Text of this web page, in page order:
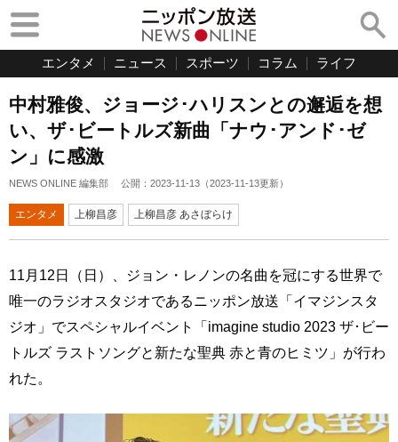
エンタメ ニュース スポーツ コラム ライフ
中村雅俊、ジョージ･ハリスンとの邂逅を想
い、ザ･ビートルズ新曲「ナウ･アンド･ゼ
ン」に感激
NEWS ONLINE 編集部 公開： 2023-11-13 （2023-11-13更新）
エンタメ 上柳昌彦 上柳昌彦 あさぼらけ
11月12日（日）、ジョン・レノンの名曲を冠にする世界で
唯一のラジオスタジオであるニッポン放送「イマジンスタ
ジオ」でスペシャルイベント「imagine studio 2023 ザ･ビー
トルズ ラストソングと新たな聖典 赤と青のヒミツ」が行わ
れた。